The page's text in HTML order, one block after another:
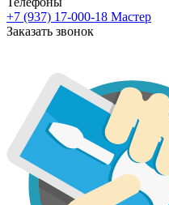
+7 (937) 17-000-18 Мастер
Заказать звонок